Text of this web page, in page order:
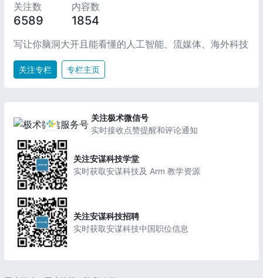
关注数
6589
内容数
1854
写让你脑洞大开且能看懂的人工智能、流媒体、海外科技
关注专栏 专栏主页
关注极术微信号
实时接收点赞提醒和评论通知
关注安谋科技学堂
实时获取安谋科技及 Arm 教学资源
关注安谋科技招聘
实时获取安谋科技中国职位信息